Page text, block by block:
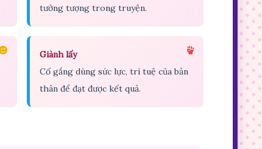
tưởng tượng trong truyện.
Giành lấy
Cố gắng dùng sức lực, trí tuệ của bản
thân để đạt được kết quả.